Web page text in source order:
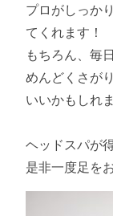
プロがしっか
てくれます！
もちろん、毎
めんどくさが
いいかもしれ
ヘッドスパが
是非一度足を